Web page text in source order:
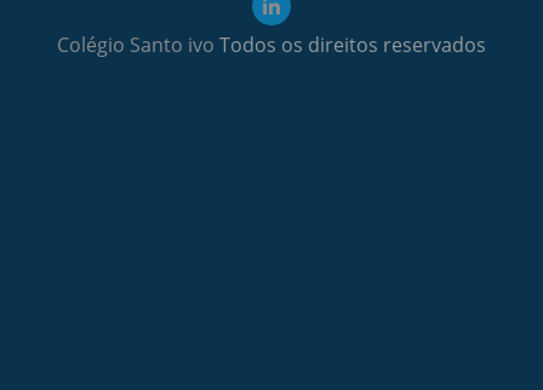
Colégio Santo ivo Todos os direitos reservados